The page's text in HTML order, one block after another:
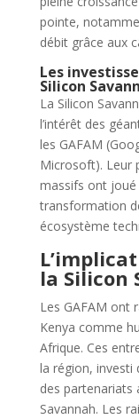
pointe,
débit grâce aux
Les
Silicon
La Silicon
l’intérêt des
les GAFAM
Microsoft). Leur
massifs ont joué
transformation
écosystème
la Silicon
Les GAFAM ont
Kenya comme
Afrique. Ces
la région, investi
des partenariats
Savannah. Les